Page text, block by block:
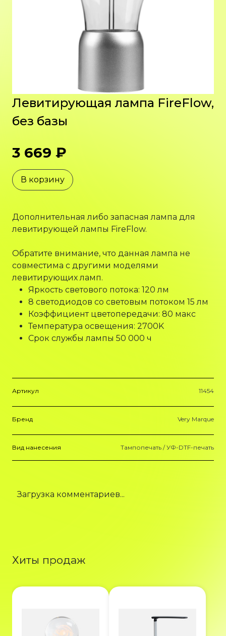
Левитирующая лампа FireFlow,
без базы
3 669 ₽
В корзину
Дополнительная либо запасная лампа для
левитирующей лампы FireFlow.
Обратите внимание, что данная лампа не
совместима с другими моделями
левитирующих ламп.
Яркость светового потока: 120 лм
8 светодиодов со световым потоком 15 лм
Коэффициент цветопередачи: 80 макс
Температура освещения: 2700K
Срок службы лампы 50 000 ч
Артикул 11454
Бренд Very Marque
Вид нанесения Тампопечать / УФ-DTF-печать
Загрузка комментариев...
Хиты продаж